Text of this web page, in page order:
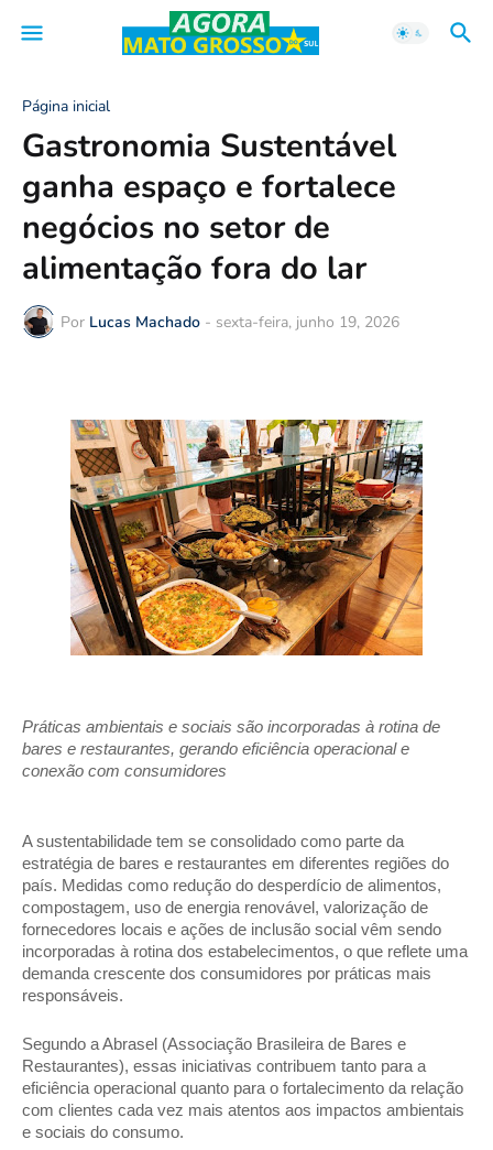
Página inicial
Gastronomia Sustentável
ganha espaço e fortalece
negócios no setor de
alimentação fora do lar
Por Lucas Machado - sexta-feira, junho 19, 2026
Práticas ambientais e sociais são incorporadas à rotina de
bares e restaurantes, gerando eficiência operacional e
conexão com consumidores
A sustentabilidade tem se consolidado como parte da
estratégia de bares e restaurantes em diferentes regiões do
país. Medidas como redução do desperdício de alimentos,
compostagem, uso de energia renovável, valorização de
fornecedores locais e ações de inclusão social vêm sendo
incorporadas à rotina dos estabelecimentos, o que reflete uma
demanda crescente dos consumidores por práticas mais
responsáveis.
Segundo a Abrasel (Associação Brasileira de Bares e
Restaurantes), essas iniciativas contribuem tanto para a
eficiência operacional quanto para o fortalecimento da relação
com clientes cada vez mais atentos aos impactos ambientais
e sociais do consumo.